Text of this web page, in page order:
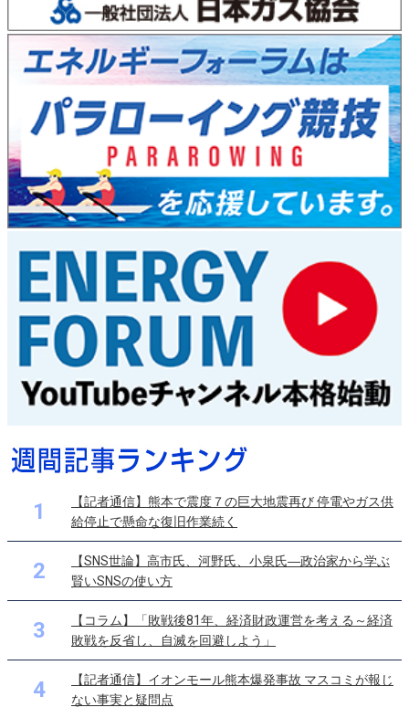
1
【記者通信】熊本で震度７の巨大地震再び 停電やガス供
給停止で懸命な復旧作業続く
2
【SNS世論】高市氏、河野氏、小泉氏―政治家から学ぶ
賢いSNSの使い方
3
【コラム】「敗戦後81年、経済財政運営を考える～経済
敗戦を反省し、自滅を回避しよう」
4
【記者通信】イオンモール熊本爆発事故 マスコミが報じ
ない事実と疑問点